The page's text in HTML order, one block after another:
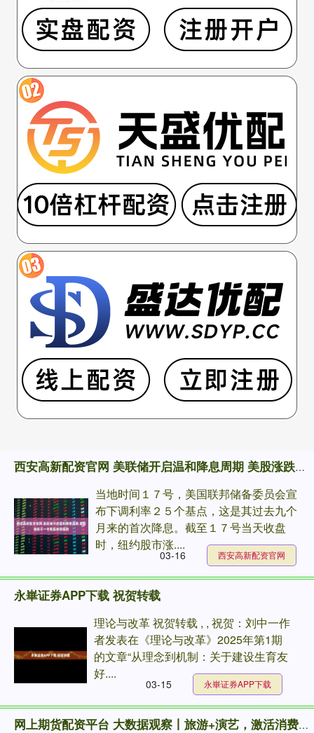
西安高新配资官网 美联储开启温和降息周期 美股涨跌不一中概股表现强势
当地时间１７号，美国联邦储备委员会宣
布下调利率２５个基点，这是其过去九个
月来的首次降息。截至１７号当天收盘
时，纽约股市涨....
西安高新配资官网
03-16
永崋证券APP下载 祝贺转载
理论与改革 祝贺转载 , , 祝贺：刘中一作
者发表在《理论与改革》2025年第1期
的文章“从理念到机制：关于建设生育友
好....
永崋证券APP下载
03-15
网上期货配资平台 大数据观察丨旅游+演艺，激活消费新空间